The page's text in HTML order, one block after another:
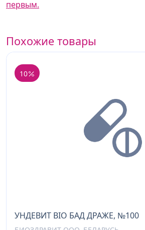
первым.
Похожие товары
10
УНДЕВИТ BIO БАД ДРАЖЕ, №100